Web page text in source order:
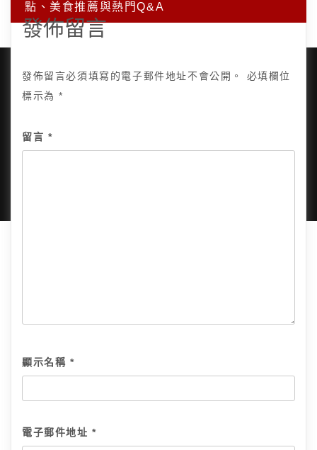
點、美食推薦與熱門Q&A
發佈留言
發佈留言必須填寫的電子郵件地址不會公開。
必填欄位
標示為*
留言 *
顯示名稱 *
電子郵件地址*